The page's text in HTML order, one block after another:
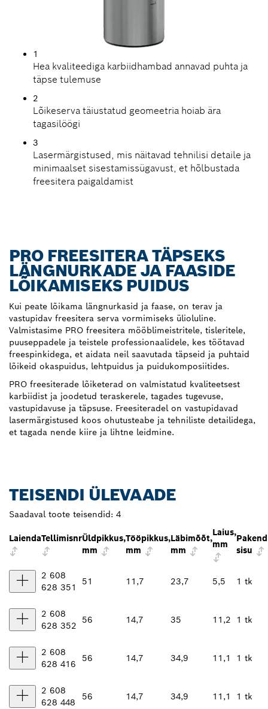
1
Hea kvaliteediga karbiidhambad annavad puhta ja
täpse tulemuse
2
Lõikeserva täiustatud geomeetria hoiab ära
tagasilöögi
3
Lasermärgistused, mis näitavad tehnilisi detaile ja
minimaalset sisestamissügavust, et hõlbustada
freesitera paigaldamist
PRO FREESITERA TÄPSEKS
LÄNGNURKADE JA FAASIDE
LÕIKAMISEKS PUIDUS
Kui peate lõikama längnurkasid ja faase, on terav ja
vastupidav freesitera serva vormimiseks ülioluline.
Valmistasime PRO freesitera mööblimeistritele, tisleritele,
puuseppadele ja teistele professionaalidele, kes töötavad
freespinkidega, et aidata neil saavutada täpseid ja puhtaid
lõikeid okaspuidus, lehtpuidus ja puidukomposiitides.
PRO freesiterade lõiketerad on valmistatud kvaliteetsest
karbiidist ja joodetud teraskerele, tagades tugevuse,
vastupidavuse ja täpsuse. Freesiteradel on vastupidavad
lasermärgistused koos ohutusteabe ja tehniliste detailidega,
et tagada nende kiire ja lihtne leidmine.
TEISENDI ÜLEVAADE
Saadaval toote teisendid: 4
LaiendaTellimisnrÜldpikkus,
mm
Tööpikkus,
mm
Läbimõõt,
mm
Laius,
mm
sisu
2 608
628 351
51 11,7 23,7 5,5 1 tk
2 608
628 352
56 14,7 35 11,2 1 tk
2 608
628 416
56 14,7 34,9 11,1 1 tk
2 608
628 448
56 14,7 34,9 11,1 1 tk